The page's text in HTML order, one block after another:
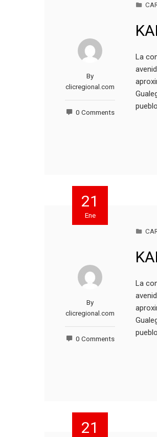
By
clicregional.com
0 Comments
La
21
Ene
By
clicregional.com
0 Comments
La
21